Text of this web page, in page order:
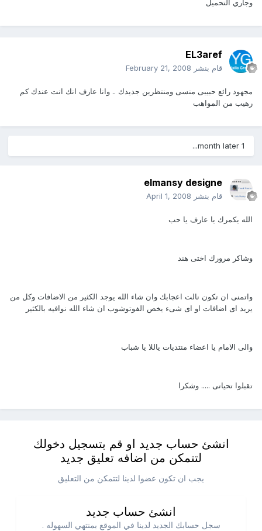
وجاري التحميل
EL3aref
قام بنشر February 21, 2008
مجهود رائع حبيبى منسى ومنتظرين جديدك .. وانا عارف انك انت عندك كم
رهيب من المواهب
elmansy designe
قام بنشر April 1, 2008
الله يكمرك يا عارف يا حب
وشاكر مرورك اختى هند
واتمنى ان تكون نالت اعجابك وان شاء الله يوجد الكثير من الاضافات وكل من
يريد اى اضافات او اى شىء يخص الفوتوشوب ان شاء الله نوافيه بالكثير
والى الامام يا اعضاء منتديات ياللا يا شباب
تقبلوا تحياتى ..... وشكرا
انشئ حساب جديد او قم بتسجيل دخولك
لتتمكن من اضافه تعليق جديد
يجب ان تكون عضوا لدينا لتتمكن من التعليق
انشئ حساب جديد
سجل حسابك الجديد لدينا في الموقع بمنتهي السهوله .